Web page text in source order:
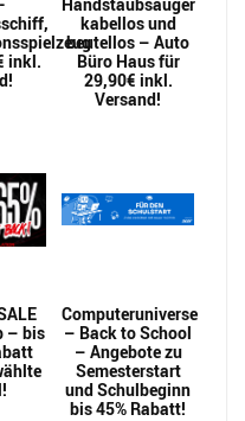
inkl.
kabellos und
beutellos – Auto
Büro Haus für
29,90€ inkl.
Versand!
– bis
Computeruniverse
– Back to School
– Angebote zu
Semesterstart
und Schulbeginn
bis 45% Rabatt!